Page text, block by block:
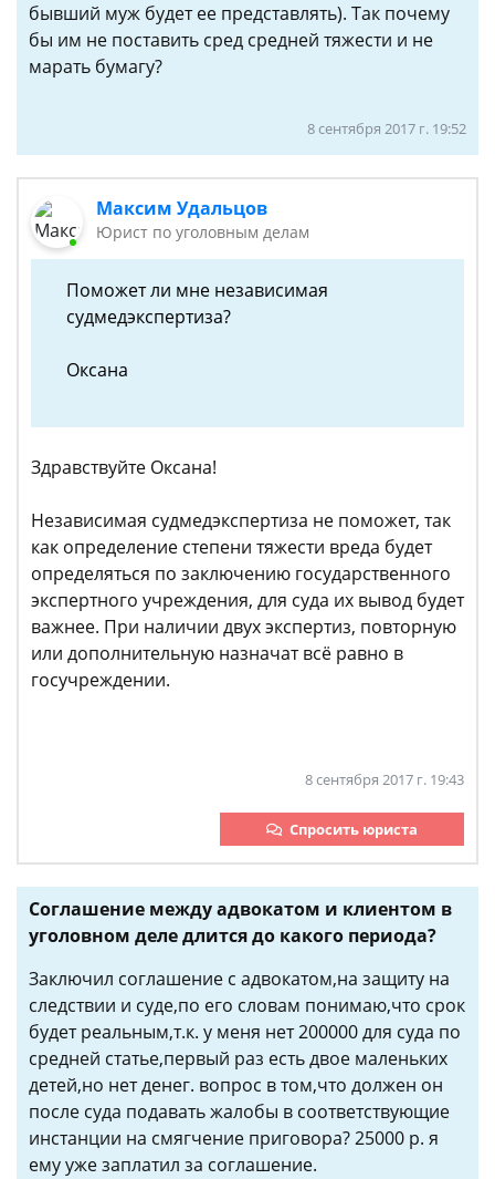
бывший муж будет ее представлять). Так почему
бы им не поставить сред средней тяжести и не
марать бумагу?
8 сентября 2017 г. 19:52
Максим Удальцов
Юрист по уголовным делам
Поможет ли мне независимая
судмедэкспертиза?
Оксана
Здравствуйте Оксана!
Независимая судмедэкспертиза не поможет, так
как определение степени тяжести вреда будет
определяться по заключению государственного
экспертного учреждения, для суда их вывод будет
важнее. При наличии двух экспертиз, повторную
или дополнительную назначат всё равно в
госучреждении.
8 сентября 2017 г. 19:43
Спросить юриста
Соглашение между адвокатом и клиентом в
уголовном деле длится до какого периода?
Заключил соглашение с адвокатом,на защиту на
следствии и суде,по его словам понимаю,что срок
будет реальным,т.к. у меня нет 200000 для суда по
средней статье,первый раз есть двое маленьких
детей,но нет денег. вопрос в том,что должен он
после суда подавать жалобы в соответствующие
инстанции на смягчение приговора? 25000 р. я
ему уже заплатил за соглашение.